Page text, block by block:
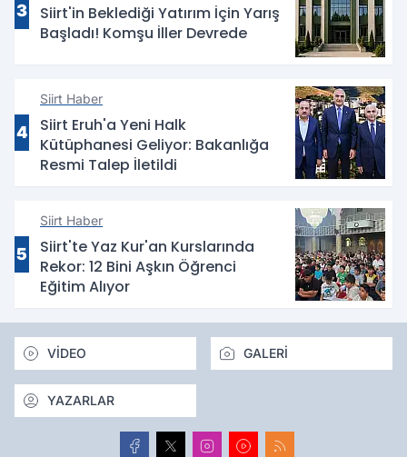
3
Siirt'in Beklediği Yatırım İçin Yarış
Başladı! Komşu İller Devrede
4
Siirt Haber
Siirt Eruh'a Yeni Halk
Kütüphanesi Geliyor: Bakanlığa
Resmi Talep İletildi
5
Siirt Haber
Siirt'te Yaz Kur'an Kurslarında
Rekor: 12 Bini Aşkın Öğrenci
Eğitim Alıyor
VİDEO GALERİ
YAZARLAR